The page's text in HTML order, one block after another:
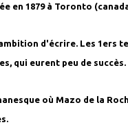
en 1879 à Toronto
d'écrire. Les 1ers
qui eurent peu de
où Mazo de la